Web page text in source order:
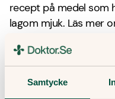
Samtycke
recept på medel som
lagom mjuk. Läs mer
"Vad säger
Du kan vända dig till
och hjälp vid
hemorrojder.